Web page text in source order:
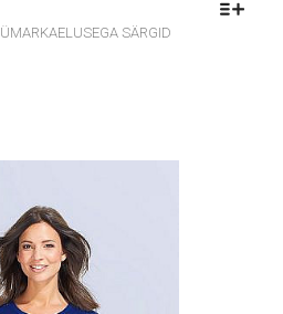
ÜMARKAELUSEGA SÄRGID